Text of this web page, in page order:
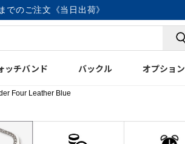
でのご注文《当日出荷》
ッチバンド バックル オプション
Four Leather Blue